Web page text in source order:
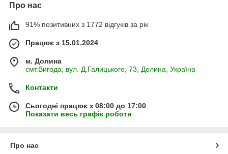
Про нас
91% позитивних з 1772 відгуків за рік
Працює з 15.01.2024
м. Долина
смт.Вигода, вул. Д.Галицького, 73, Долина, Україна
Контакти
Сьогодні працює з 08:00 до 17:00
Показати весь графік роботи
Про нас